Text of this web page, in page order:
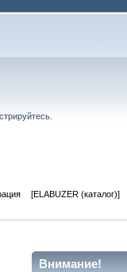
.
[ELABUZER (каталог)]
Внимание!